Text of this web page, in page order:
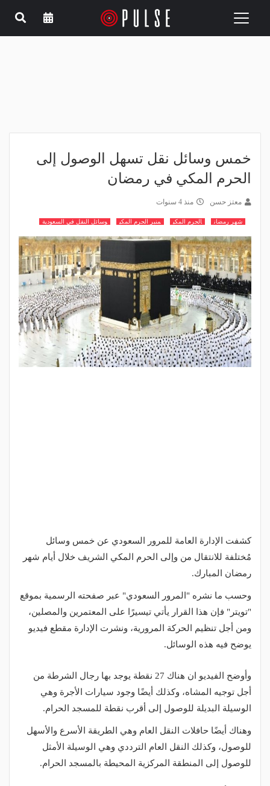
Toggle
خمس وسائل نقل تسهل الوصول إلى
الحرم المكي في رمضان
معتز حسن منذ 4 سنوات
شهر رمضان الحرم المكي منبر الحرم المكي وسائل النقل في السعودية
كشفت الإدارة العامة للمرور السعودي عن خمس وسائل
مُختلفة للانتقال من وإلى الحرم المكي الشريف خلال أيام شهر
رمضان المبارك.
وحسب ما نشره "المرور السعودي" عبر صفحته الرسمية بموقع
"تويتر" فإن هذا القرار يأتي تيسيرًا على المعتمرين والمصلين،
ومن أجل تنظيم الحركة المرورية، ونشرت الإدارة مقطع فيديو
يوضح فيه هذه الوسائل.
وأوضح الفيديو ان هناك 27 نقطة يوجد بها رجال الشرطة من
أجل توجيه المشاه، وكذلك أيضًا وجود سيارات الأجرة وهي
الوسيلة البديلة للوصول إلى أقرب نقطة للمسجد الحرام.
وهناك أيضًا حافلات النقل العام وهي الطريقة الأسرع والأسهل
للوصول، وكذلك النقل العام الترددي وهي الوسيلة الأمثل
للوصول إلى المنطقة المركزية المحيطة بالمسجد الحرام.